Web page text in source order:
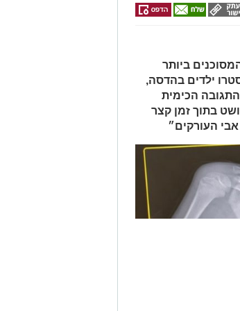
החשודים עד
אחר רכב החשוד
אסורים. השוטרים
ביצעו את מעצר הנהגת, ובחיפוש ברכב נתפסו למעלה מ-2 ק"ג של חומרים
החשודים כסמים מסוכנים, טלפון נייד ו-1,700 ש"ח במזומן. החשודה (25) תושבת
ביותר
ילדים בהדסה,
הכימית
בתוך זמן קצר
העורקים״